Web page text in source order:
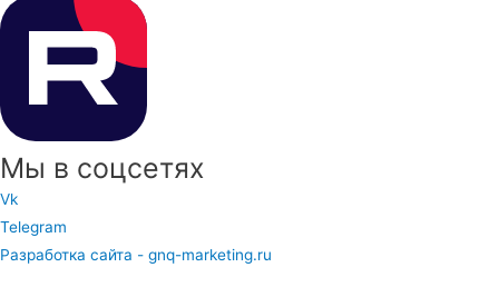
Мы в соцсетях
Vk
Telegram
Разработка сайта - gnq-marketing.ru